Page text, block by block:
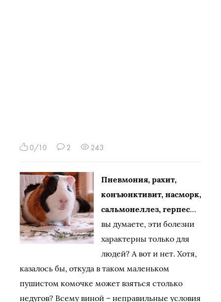
0/10 2 243
Пневмония, рахит,
конъюнктивит, насморк,
сальмонеллез, герпес…
вы думаете, эти болезни
характерны только для
людей? А вот и нет. Хотя,
казалось бы, откуда в таком маленьком
пушистом комочке может взяться столько
недугов? Всему виной – неправильные условия